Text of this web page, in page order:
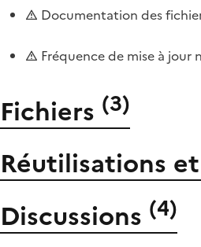
Documentation des
Fréquence de mise à jour
Fichiers (3)
Réutilisations
Discussions (4)